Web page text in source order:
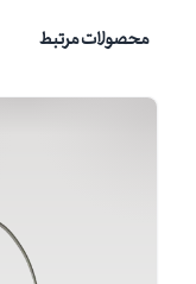
محصولات مرتبط